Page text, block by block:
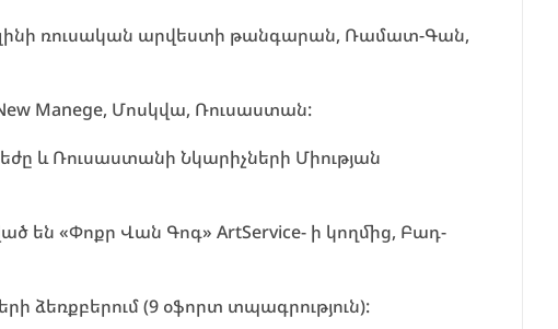
ռուսական արվեստի թանգարան, Ռամատ-Գան,
Manege, Մոսկվա, Ռուսաստան:
և Ռուսաստանի Նկարիչների Միության
են «Փոքր Վան Գոգ» ArtService- ի կողմից, Բադ-
(9 օֆորտ տպագրություն):